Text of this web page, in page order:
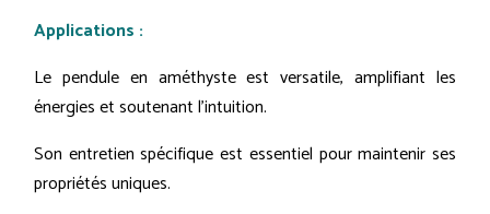
Applications :
Le pendule en améthyste est versatile, amplifiant les
énergies et soutenant l'intuition.
Son entretien spécifique est essentiel pour maintenir ses
propriétés uniques.